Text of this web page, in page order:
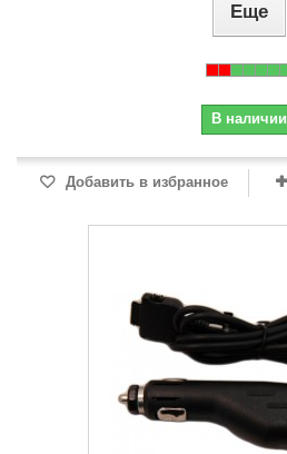
Еще
В наличии
Добавить в избранное